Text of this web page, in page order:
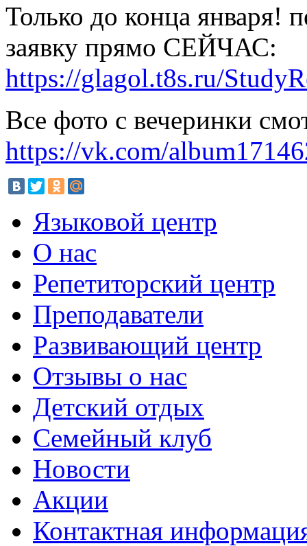
Только до конца января!
заявку прямо СЕЙЧАС:
https://glagol.t8s.ru/
Все фото с вечеринки
https://vk.com/
Языковой центр
О нас
Репетиторский центр
Преподаватели
Развивающий центр
Отзывы о нас
Детский отдых
Семейный клуб
Новости
Акции
Контактная